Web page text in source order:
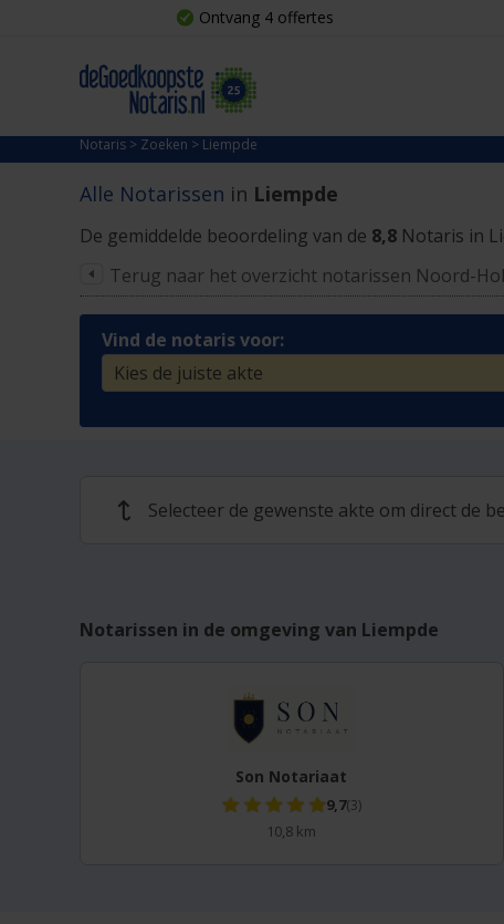
Ontvang 4 offertes
Notaris > Zoeken > Liempde
Alle Notarissen in Liempde
De gemiddelde beoordeling van de 8,8 Notaris in
Terug naar het overzicht notarissen Noord-
Vind de notaris voor:
↩ Selecteer de gewenste akte om direct de
Notarissen in de omgeving van Liempde
Son Notariaat
9,7(3)
10,8 km